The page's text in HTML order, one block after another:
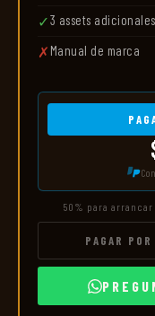
✓3 assets adicionales
✗ Manual de marca
50% para
PAGAR